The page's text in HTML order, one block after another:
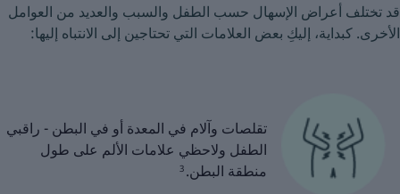
قد تختلف أعراض الإسهال حسب الطفل والسبب والعديد من العوامل
الأخرى. كبداية، إليكِ بعض العلامات التي تحتاجين إلى الانتباه إليها:
تقلصات وآلام في المعدة أو في البطن - راقبي
الطفل ولاحظي علامات الألم على طول
منطقة البطن. 3